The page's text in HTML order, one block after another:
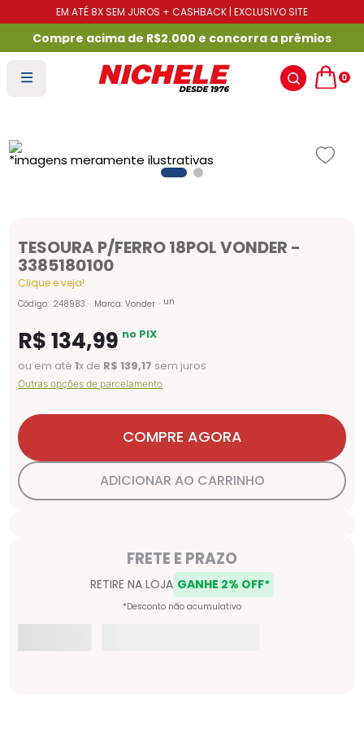
EM ATÉ 8X SEM JUROS + CASHBACK | EXCLUSIVO SITE
Compre acima de R$2.000 e concorra a prêmios
0
TESOURA P/FERRO 18POL VONDER -
3385180100
Clique e veja!
Código: 248983 Marca:Vonder un
R$134,99 no PIX
ou em até1x de R$ 139,17 sem juros
Outras opções de parcelamento
COMPRE AGORA
ADICIONAR AO CARRINHO